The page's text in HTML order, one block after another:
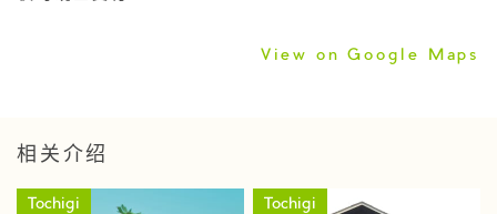
View on Google Maps
相关介绍
Tochigi Tochigi